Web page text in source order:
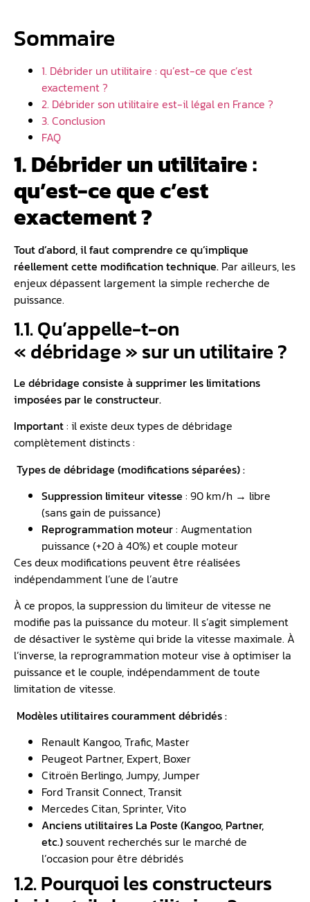
Sommaire
1. Débrider un utilitaire : qu’est-ce que c’est
exactement ?
2. Débrider son utilitaire est-il légal en France ?
3. Conclusion
FAQ
1. Débrider un utilitaire :
qu’est-ce que c’est
exactement ?
Tout d’abord, il faut comprendre ce qu’implique
réellement cette modification technique. Par ailleurs, les
enjeux dépassent largement la simple recherche de
puissance.
1.1. Qu’appelle-t-on
« débridage » sur un utilitaire ?
Le débridage consiste à supprimer les limitations
imposées par le constructeur.
Important: il existe deux types de débridage
complètement distincts :
Types de débridage (modifications séparées) :
Suppression limiteur vitesse : 90 km/h → libre
(sans gain de puissance)
Reprogrammation moteur: Augmentation
puissance (+20 à 40%) et couple moteur
Ces deux modifications peuvent être réalisées
indépendamment l’une de l’autre
À ce propos, la suppression du limiteur de vitesse ne
modifie pas la puissance du moteur. Il s’agit simplement
de désactiver le système qui bride la vitesse maximale. À
l’inverse, la reprogrammation moteur vise à optimiser la
puissance et le couple, indépendamment de toute
limitation de vitesse.
Modèles utilitaires couramment débridés :
Renault Kangoo, Trafic, Master
Peugeot Partner, Expert, Boxer
Citroën Berlingo, Jumpy, Jumper
Ford Transit Connect, Transit
Mercedes Citan, Sprinter, Vito
Anciens utilitaires La Poste (Kangoo, Partner,
etc.)souvent recherchés sur le marché de
l’occasion pour être débridés
1.2. Pourquoi les constructeurs